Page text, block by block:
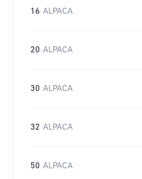
16 ALPACA
20 ALPACA
30 ALPACA
32 ALPACA
50 ALPACA